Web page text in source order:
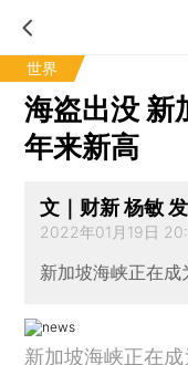
世界
海盗出没 新
年来新高
文｜财新 杨敏
2022年01月19日
新加坡海峡正在
新加坡海峡正在